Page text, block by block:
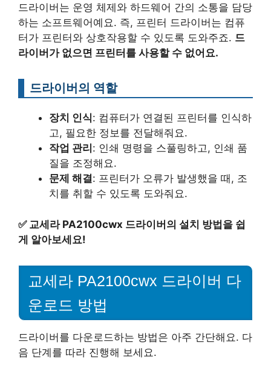
드라이버는 운영 체제와 하드웨어 간의 소통을 담당
하는 소프트웨어예요. 즉, 프린터 드라이버는 컴퓨
터가 프린터와 상호작용할 수 있도록 도와주죠. 드
라이버가 없으면 프린터를 사용할 수 없어요.
드라이버의 역할
장치 인식: 컴퓨터가 연결된 프린터를 인식하
고, 필요한 정보를 전달해줘요.
작업 관리 : 인쇄 명령을 스풀링하고, 인쇄 품
질을 조정해요.
문제 해결: 프린터가 오류가 발생했을 때, 조
치를 취할 수 있도록 도와줘요.
✅ 교세라 PA2100cwx 드라이버의 설치 방법을 쉽
게 알아보세요!
교세라 PA2100cwx 드라이버 다
운로드 방법
드라이버를 다운로드하는 방법은 아주 간단해요. 다
음 단계를 따라 진행해 보세요.